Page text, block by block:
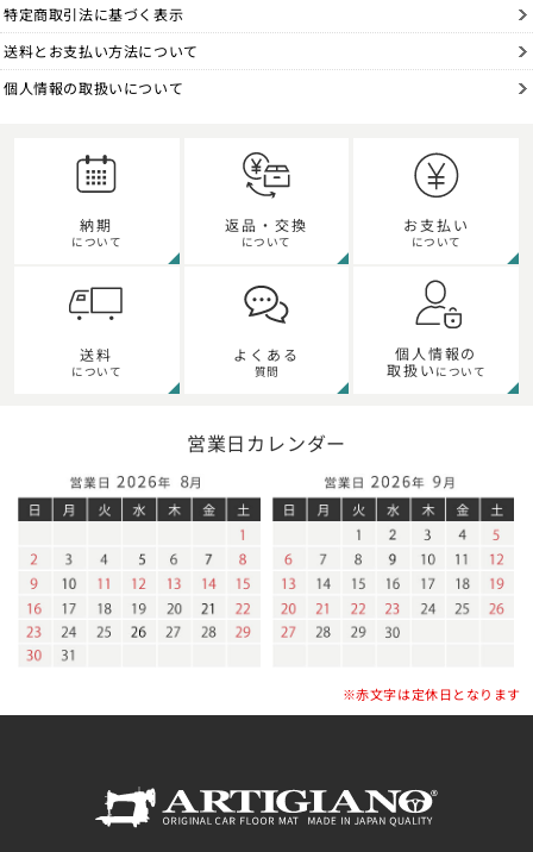
特定商取引法に基づく表示
送料とお支払い方法について
個人情報の取扱いについて
納期
について
返品・交換
について
お支払い
について
送料
について
よくある
質問
個人情報の
取扱い について
営業日カレンダー
※赤文字は定休日となります